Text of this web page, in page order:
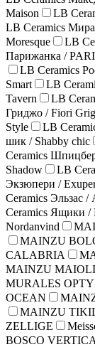
Maison
LB
LB Ceramics
Moresque
LB
Парижанка /
LB Ceramics
Smart
LB
Tavern
LB
Гриджо / Fiori
Style
LB
шик / Shabby chic
Ceramics
Shadow
LB
Экзюпери /
Ceramics Эльзас /
Ceramics Ящики /
Nordanvind
MAINZU
CALABRIA
MAINZU
MURALES
OCEAN
MAINZU
ZELLIGE
BOSCO